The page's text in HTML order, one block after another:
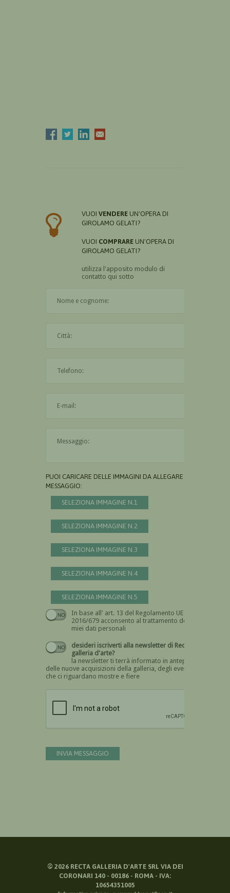
VUOI VENDERE UN'OPERA DI
GIROLAMO GELATI?
VUOI COMPRARE UN'OPERA DI
GIROLAMO GELATI?
utilizza l'apposito modulo di
contatto qui sotto
PUOI CARICARE DELLE IMMAGINI DA ALLEGARE AL
MESSAGGIO:
SELEZIONA IMMAGINE N.1
SELEZIONA IMMAGINE N.2
SELEZIONA IMMAGINE N.3
SELEZIONA IMMAGINE N.4
SELEZIONA IMMAGINE N.5
In base all' art. 13 del Regolamento UE n.
2016/679 acconsento al trattamento dei
miei dati personali
Devi dare il consenso
desideri iscriverti alla newsletter di Recta
galleria d'arte?
la newsletter ti terrà informato in anteprima
delle nuove acquisizioni della galleria, degli eventi
che ci riguardano mostre e fiere
INVIA MESSAGGIO
© 2026RECTA GALLERIA D'ARTE SRL VIA DEI
CORONARI 140 - 00186 - ROMA - IVA:
10654351005